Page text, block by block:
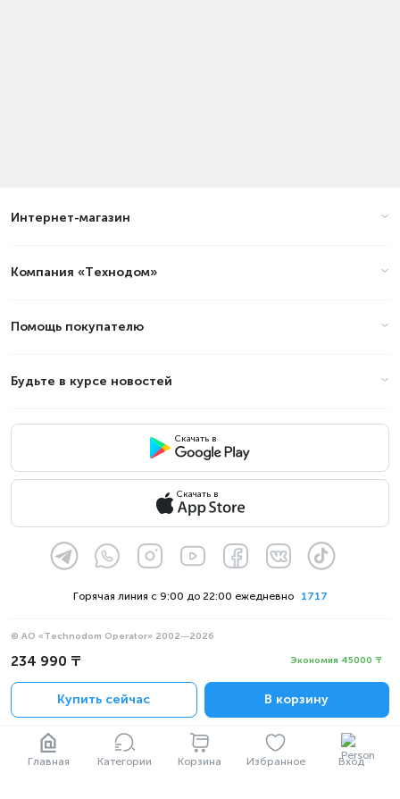
Главная Категории Корзина Избранное Вход
234 990 ₸ Экономия 45000 ₸
Купить сейчас В корзину
Интернет-магазин
Компания «Технодом»
Помощь покупателю
Будьте в курсе новостей
Скачать в
Скачать в
1717
Горячая линия с 9:00 до 22:00 ежедневно
© АО «Technodom Operator» 2002—2026
Мы принимаем:
Политика конфиденциальности